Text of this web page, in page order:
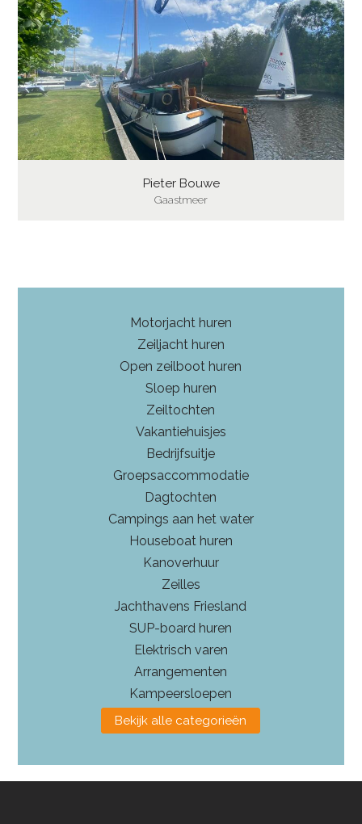
Pieter Bouwe
Gaastmeer
Motorjacht huren
Zeiljacht huren
Open zeilboot huren
Sloep huren
Zeiltochten
Vakantiehuisjes
Bedrijfsuitje
Groepsaccommodatie
Dagtochten
Campings aan het water
Houseboat huren
Kanoverhuur
Zeilles
Jachthavens Friesland
SUP-board huren
Elektrisch varen
Arrangementen
Kampeersloepen
Bekijk alle categorieën